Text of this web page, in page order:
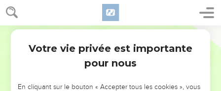
NE MANQUEZ PAS L’ÉVÉNEMENT
Votre vie privée est importante
pour nous
En cliquant sur le bouton « Accepter tous les cookies », vous